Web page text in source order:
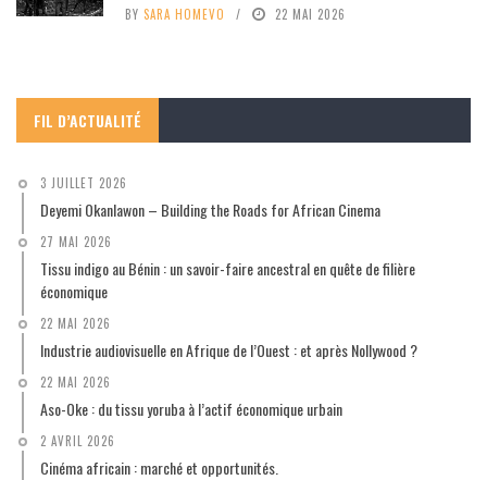
BY SARA HOMEVO 22 MAI 2026
FIL D’ACTUALITÉ
3 JUILLET 2026
Deyemi Okanlawon – Building the Roads for African Cinema
27 MAI 2026
Tissu indigo au Bénin : un savoir-faire ancestral en quête de filière
économique
22 MAI 2026
Industrie audiovisuelle en Afrique de l’Ouest : et après Nollywood ?
22 MAI 2026
Aso-Oke : du tissu yoruba à l’actif économique urbain
2 AVRIL 2026
Cinéma africain : marché et opportunités.